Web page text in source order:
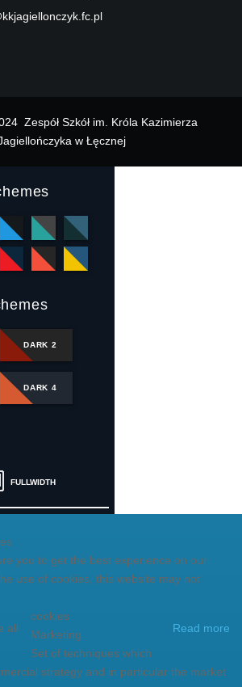
Zespół Szkół im. Króla Kazimierza
w Łęcznej
DARK 2
DARK 4
FULLWIDTH
you to get the best experience on our
use of cookies, this website may not
all Read more
cookies
Marketing
Set of techniques which
strategy and in particular the market